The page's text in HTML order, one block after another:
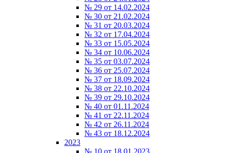
№ 29 от 14.02.2024
№ 30 от 21.02.2024
№ 31 от 20.03.2024
№ 32 от 17.04.2024
№ 33 от 15.05.2024
№ 34 от 10.06.2024
№ 35 от 03.07.2024
№ 36 от 25.07.2024
№ 37 от 18.09.2024
№ 38 от 22.10.2024
№ 39 от 29.10.2024
№ 40 от 01.11.2024
№ 41 от 22.11.2024
№ 42 от 26.11.2024
№ 43 от 18.12.2024
2023
№ 10 от 18.01.2023